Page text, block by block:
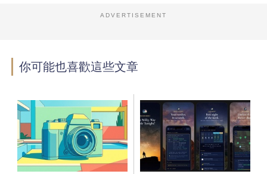
ADVERTISEMENT
你可能也喜歡這些文章